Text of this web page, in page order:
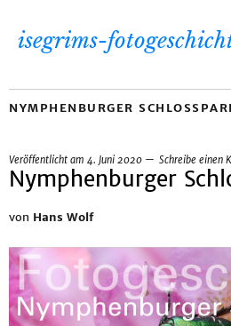
isegrims-
NYMPHENBURGER SCHLOSSPARK
Veröffentlicht am 4. Juni 2020 Schreibe einen
Nymphenburger
von Hans Wolf